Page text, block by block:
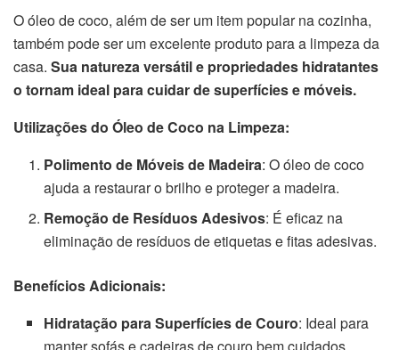
O óleo de coco, além de ser um item popular na cozinha,
também pode ser um excelente produto para a limpeza da
casa. Sua natureza versátil e propriedades hidratantes
o tornam ideal para cuidar de superfícies e móveis.
Utilizações do Óleo de Coco na Limpeza:
Polimento de Móveis de Madeira: O óleo de coco
ajuda a restaurar o brilho e proteger a madeira.
Remoção de Resíduos Adesivos: É eficaz na
eliminação de resíduos de etiquetas e fitas adesivas.
Benefícios Adicionais:
Hidratação para Superfícies de Couro: Ideal para
manter sofás e cadeiras de couro bem cuidados.